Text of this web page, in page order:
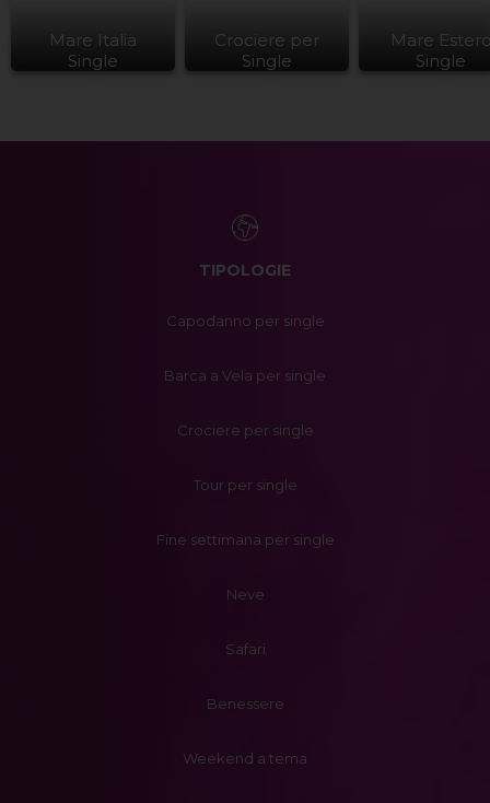
Mare Italia
Single
Crociere per
Single
Mare
Single
TIPOLOGIE
Capodanno per single
Barca a Vela per single
Crociere per single
Tour per single
Fine settimana per single
Neve
Safari
Benessere
Weekend a tema